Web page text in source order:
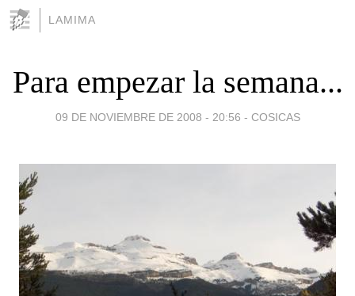
LAMIMA
Para empezar la semana...
09 DE NOVIEMBRE DE 2008 - 20:56 - COSICAS